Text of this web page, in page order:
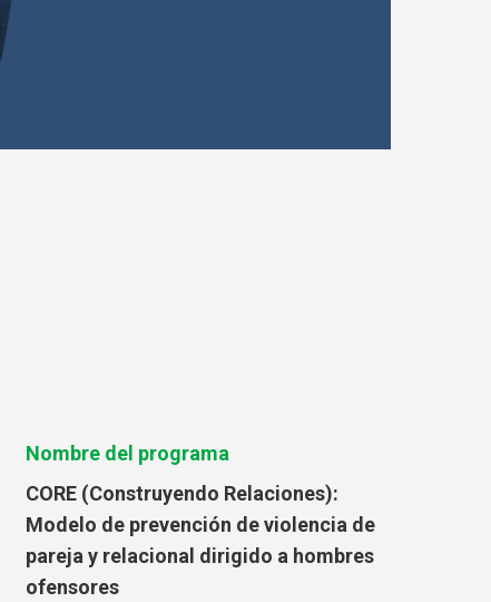
Nombre del programa
CORE (Construyendo Relaciones):
Modelo de prevención de violencia de
pareja y relacional dirigido a hombres
ofensores